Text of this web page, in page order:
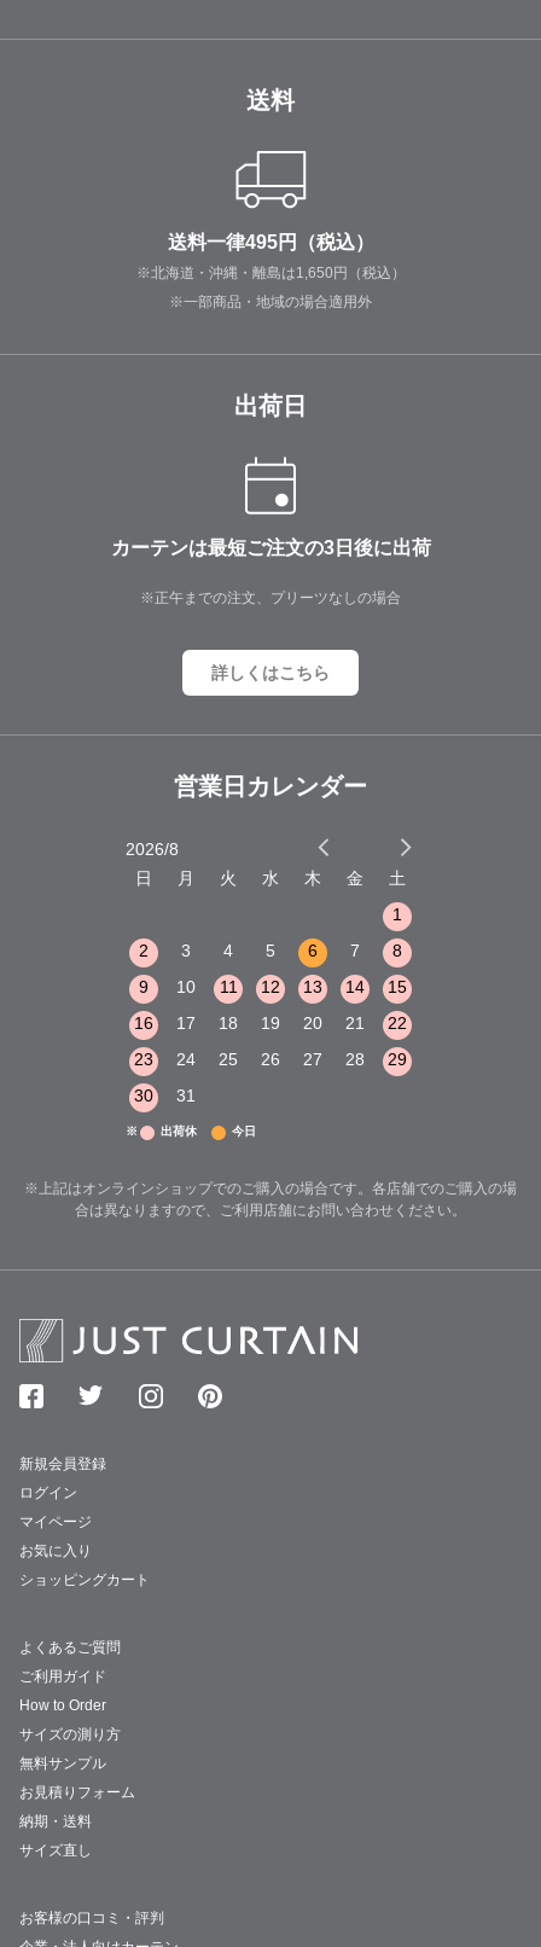
送料
送料一律495円（税込）
※北海道・沖縄・離島は1,650円（税込）
※一部商品・地域の場合適用外
出荷日
カーテンは最短ご注文の3日後に出荷
※正午までの注文、プリーツなしの場合
詳しくはこちら
営業日カレンダー
2026/8
日
月 火 水 木 金
土
1
2
3 4 5 6 7
8
9
10 11 12 13 14
15
16
17 18 19 20 21
22
23
24 25 26 27 28
29
30
31
※ 出荷休 今日
※上記はオンラインショップでのご購入の場合です。各店舗でのご購入の場
合は異なりますので、ご利用店舗にお問い合わせください。
新規会員登録
ログイン
マイページ
お気に入り
ショッピングカート
よくあるご質問
ご利用ガイド
How to Order
サイズの測り方
無料サンプル
お見積りフォーム
納期・送料
サイズ直し
お客様の口コミ・評判